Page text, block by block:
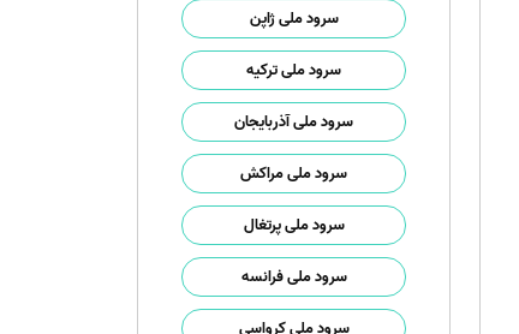
سرود ملی ژاپن
سرود ملی ترکیه
سرود ملی آذربایجان
سرود ملی مراکش
سرود ملی پرتغال
سرود ملی فرانسه
سرود ملی کرواسی